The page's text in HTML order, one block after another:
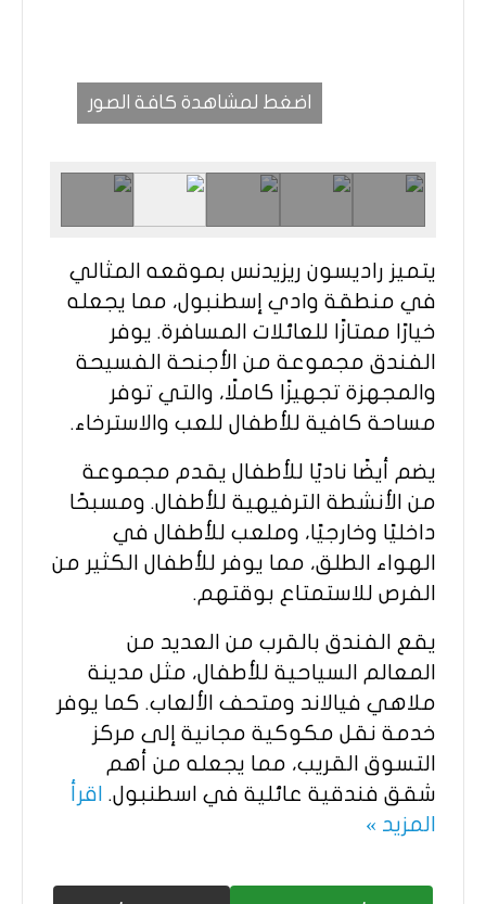
اضغط لمشاهدة كافة الصور
يتميز راديسون ريزيدنس بموقعه المثالي
في منطقة وادي إسطنبول، مما يجعله
خيارًا ممتازًا للعائلات المسافرة. يوفر
الفندق مجموعة من الأجنحة الفسيحة
والمجهزة تجهيزًا كاملًا، والتي توفر
مساحة كافية للأطفال للعب والاسترخاء.
يضم أيضًا ناديًا للأطفال يقدم مجموعة
من الأنشطة الترفيهية للأطفال. ومسبحًا
داخليًا وخارجيًا، وملعب للأطفال في
الهواء الطلق، مما يوفر للأطفال الكثير من
الفرص للاستمتاع بوقتهم.
يقع الفندق بالقرب من العديد من
المعالم السياحية للأطفال، مثل مدينة
ملاهي فيالاند ومتحف الألعاب. كما يوفر
خدمة نقل مكوكية مجانية إلى مركز
التسوق القريب، مما يجعله من أهم
شقق فندقية عائلية في اسطنبول. اقرأ
المزيد »